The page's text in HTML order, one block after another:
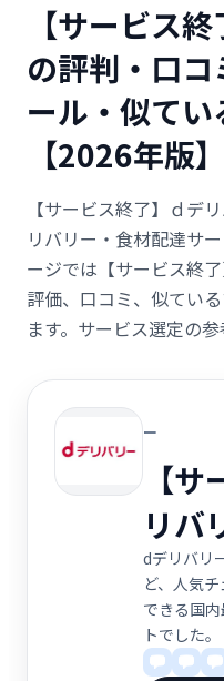
【サービス
の評判・口
ール・似て
【2026年版】
【サービス終了】ｄデ
リバリー・食材配達サ
ージでは【サービス終
評価、口コミ、似てい
ます。サービス選定の参
ー
【
リバ
dデリバリ
ど、人気
できる国
トでした